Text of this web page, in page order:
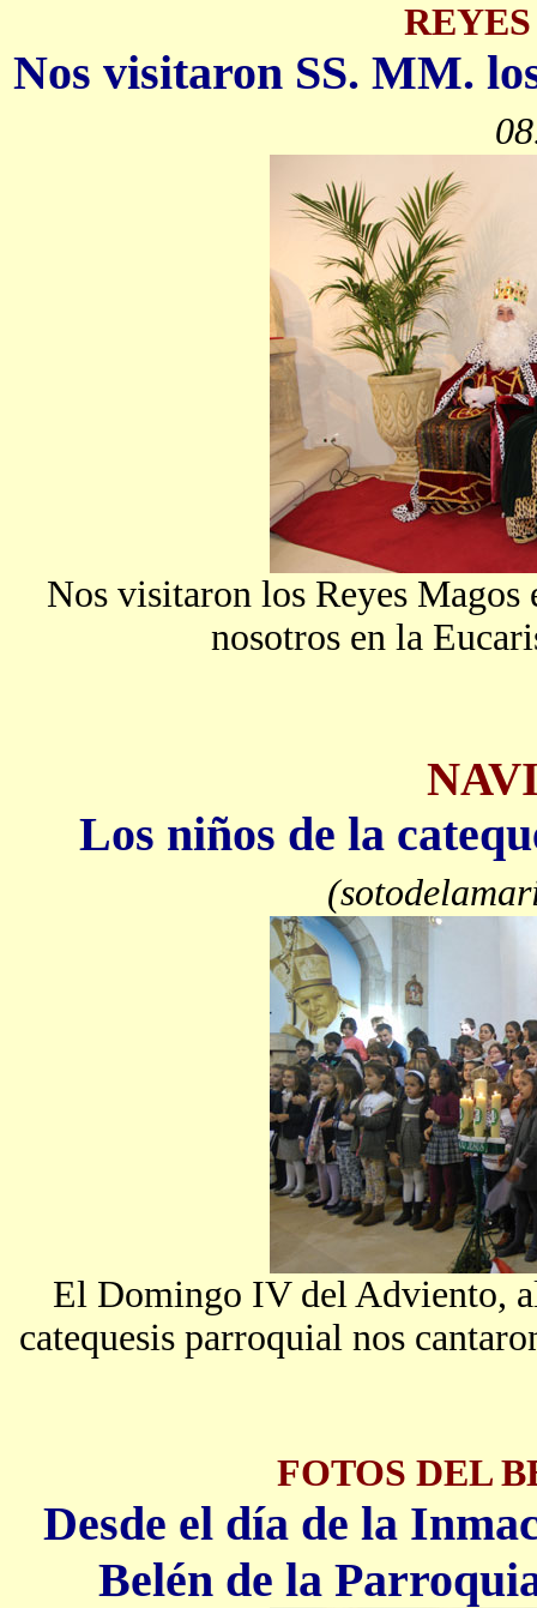
Nos visitaron SS. MM.
Nos visitaron los Reyes
nosotros en la
Los niños de la
El Domingo IV del Adviento,
catequesis parroquial nos
FOTOS DEL
Desde el día de la
Belén de la